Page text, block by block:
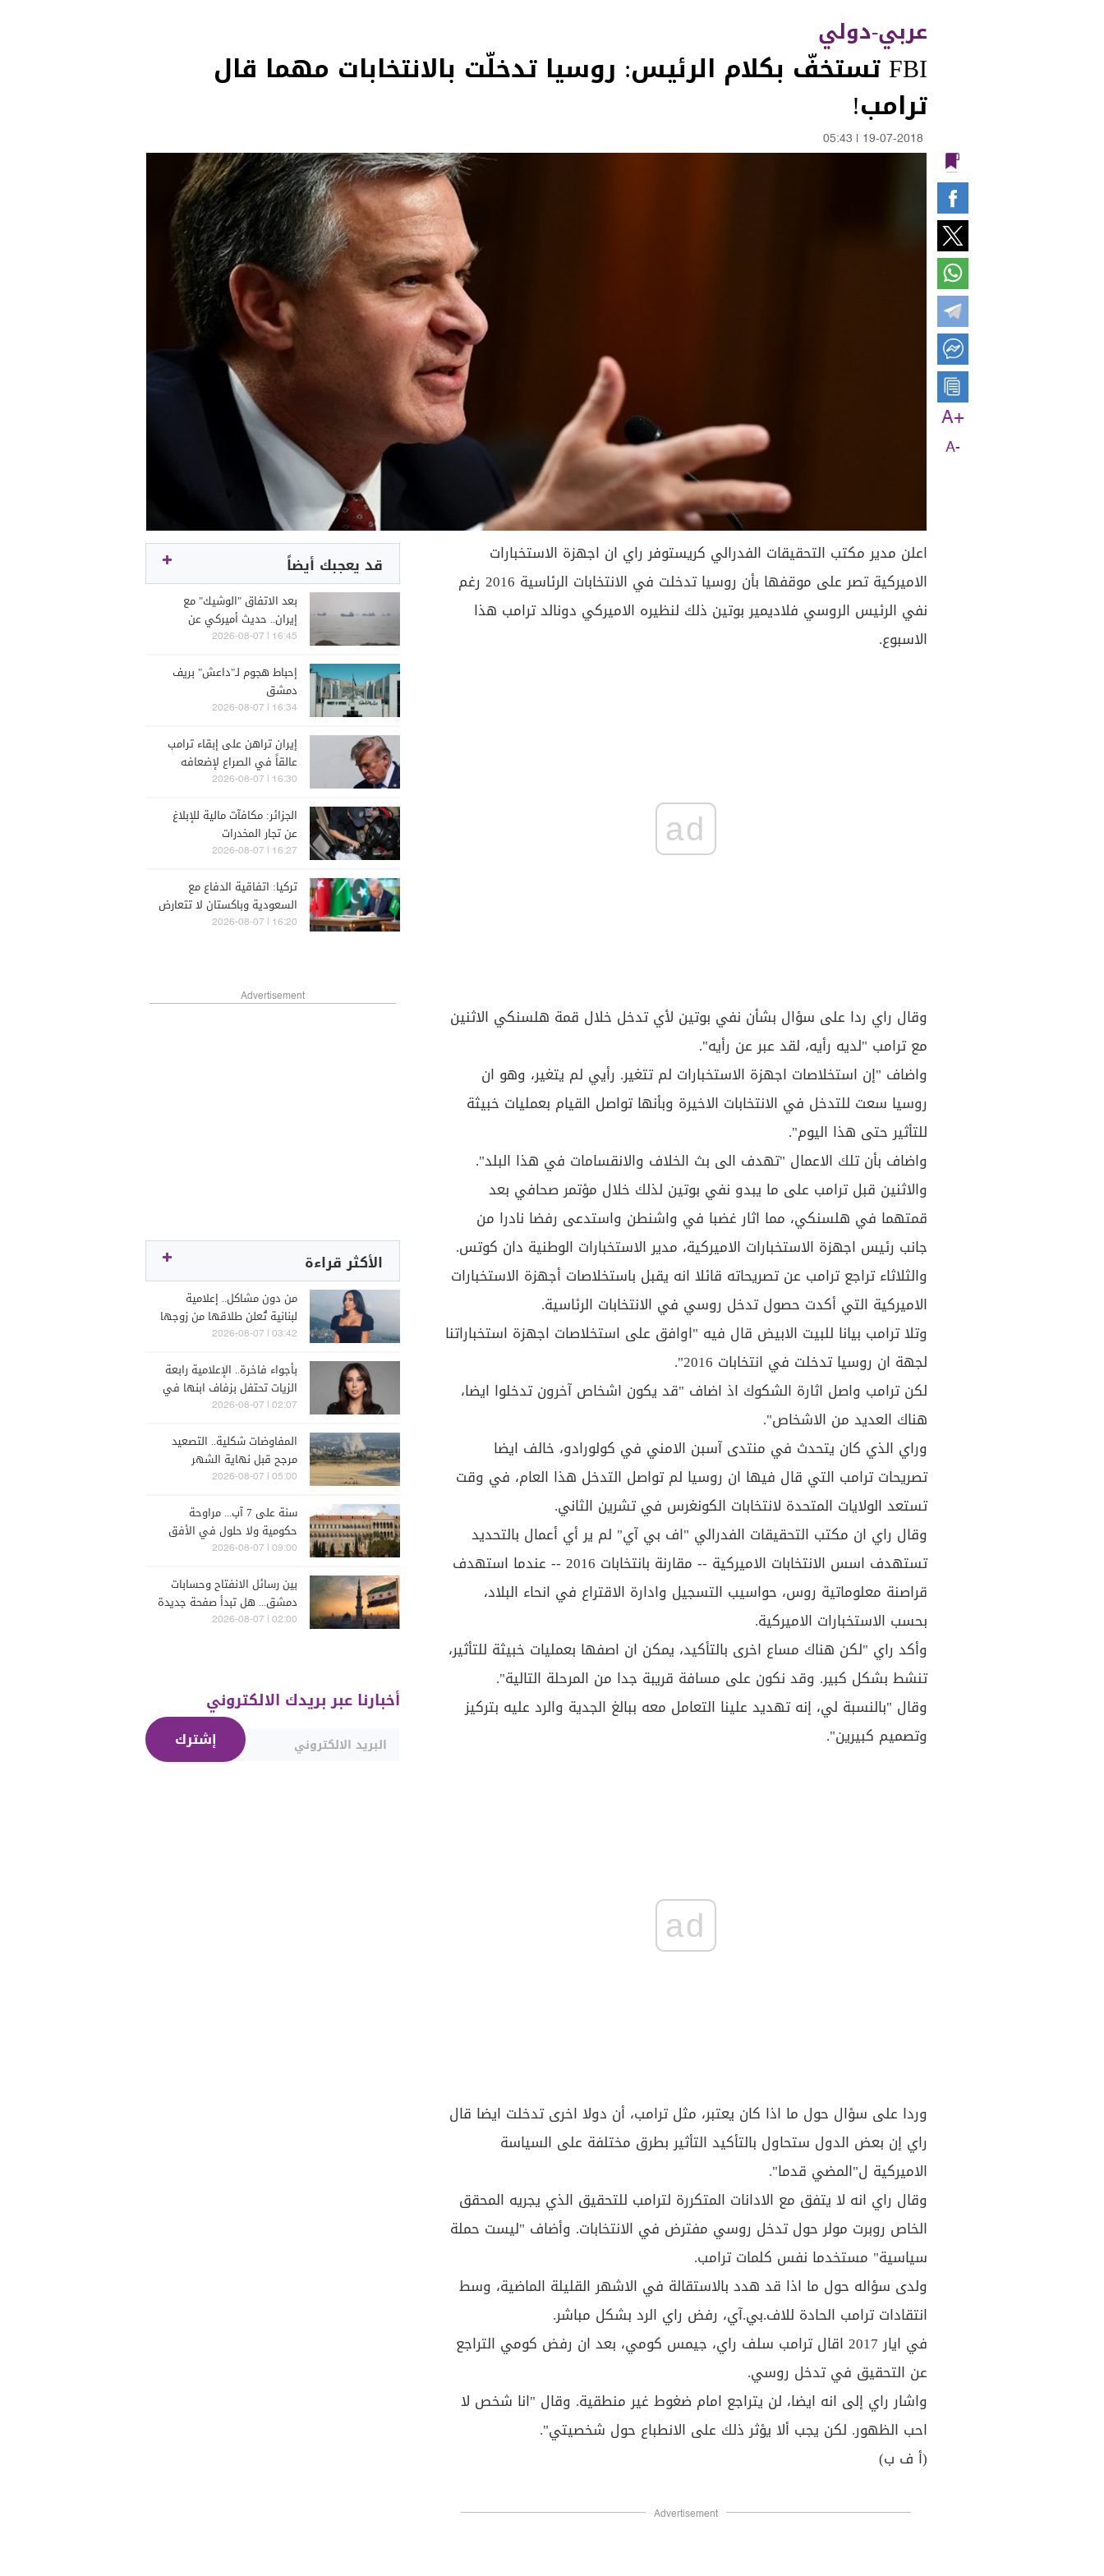
عربي-دولي
FBI تستخفّ بكلام الرئيس: روسيا تدخلّت بالانتخابات مهما قال
ترامب!
19-07-2018
05:43
A+
A-
اعلن مدير مكتب التحقيقات الفدرالي كريستوفر راي ان اجهزة الاستخبارات
الاميركية تصر على موقفها بأن روسيا تدخلت في الانتخابات الرئاسية 2016 رغم
نفي الرئيس الروسي فلاديمير بوتين ذلك لنظيره الاميركي دونالد ترامب هذا
الاسبوع.
ad
وقال راي ردا على سؤال بشأن نفي بوتين لأي تدخل خلال قمة هلسنكي الاثنين
مع ترامب "لديه رأيه، لقد عبر عن رأيه".
واضاف "إن استخلاصات اجهزة الاستخبارات لم تتغير. رأيي لم يتغير، وهو ان
روسيا سعت للتدخل في الانتخابات الاخيرة وبأنها تواصل القيام بعمليات خبيثة
للتأثير حتى هذا اليوم".
واضاف بأن تلك الاعمال "تهدف الى بث الخلاف والانقسامات في هذا البلد".
والاثنين قبل ترامب على ما يبدو نفي بوتين لذلك خلال مؤتمر صحافي بعد
قمتهما في هلسنكي، مما اثار غضبا في واشنطن واستدعى رفضا نادرا من
جانب رئيس اجهزة الاستخبارات الاميركية، مدير الاستخبارات الوطنية دان كوتس.
والثلاثاء تراجع ترامب عن تصريحاته قائلا انه يقبل باستخلاصات أجهزة الاستخبارات
الاميركية التي أكدت حصول تدخل روسي في الانتخابات الرئاسية.
وتلا ترامب بيانا للبيت الابيض قال فيه "اوافق على استخلاصات اجهزة استخباراتنا
لجهة ان روسيا تدخلت في انتخابات 2016".
لكن ترامب واصل اثارة الشكوك اذ اضاف "قد يكون اشخاص آخرون تدخلوا ايضا،
هناك العديد من الاشخاص".
وراي الذي كان يتحدث في منتدى آسبن الامني في كولورادو، خالف ايضا
تصريحات ترامب التي قال فيها ان روسيا لم تواصل التدخل هذا العام، في وقت
تستعد الولايات المتحدة لانتخابات الكونغرس في تشرين الثاني.
وقال راي ان مكتب التحقيقات الفدرالي "اف بي آي" لم ير أي أعمال بالتحديد
تستهدف اسس الانتخابات الاميركية -- مقارنة بانتخابات 2016 -- عندما استهدف
قراصنة معلوماتية روس، حواسيب التسجيل وادارة الاقتراع في انحاء البلاد،
بحسب الاستخبارات الاميركية.
وأكد راي "لكن هناك مساع اخرى بالتأكيد، يمكن ان اصفها بعمليات خبيثة للتأثير،
تنشط بشكل كبير. وقد نكون على مسافة قريبة جدا من المرحلة التالية".
وقال "بالنسبة لي، إنه تهديد علينا التعامل معه ببالغ الجدية والرد عليه بتركيز
وتصميم كبيرين".
ad
وردا على سؤال حول ما اذا كان يعتبر، مثل ترامب، أن دولا اخرى تدخلت ايضا قال
راي إن بعض الدول ستحاول بالتأكيد التأثير بطرق مختلفة على السياسة
الاميركية ل"المضي قدما".
وقال راي انه لا يتفق مع الادانات المتكررة لترامب للتحقيق الذي يجريه المحقق
الخاص روبرت مولر حول تدخل روسي مفترض في الانتخابات. وأضاف "ليست حملة
سياسية" مستخدما نفس كلمات ترامب.
ولدى سؤاله حول ما اذا قد هدد بالاستقالة في الاشهر القليلة الماضية، وسط
انتقادات ترامب الحادة للاف.بي.آي، رفض راي الرد بشكل مباشر.
في ايار 2017 اقال ترامب سلف راي، جيمس كومي، بعد ان رفض كومي التراجع
عن التحقيق في تدخل روسي.
واشار راي إلى انه ايضا، لن يتراجع امام ضغوط غير منطقية. وقال "انا شخص لا
احب الظهور. لكن يجب ألا يؤثر ذلك على الانطباع حول شخصيتي".
(أ ف ب)
Advertisement
قد يعجبك أيضاً
بعد الاتفاق "الوشيك" مع
إيران.. حديث أميركي عن
الخطوة التالية
16:45 | 2026-08-07
إحباط هجوم لـ"داعش" بريف
دمشق
16:34 | 2026-08-07
إيران تراهن على إبقاء ترامب
عالقاً في الصراع لإضعافه
سياسياً.. تقرير يكشف
16:30 | 2026-08-07
الجزائر: مكافآت مالية للإبلاغ
عن تجار المخدرات
16:27 | 2026-08-07
تركيا: اتفاقية الدفاع مع
السعودية وباكستان لا تتعارض
مع التزامات الناتو
16:20 | 2026-08-07
Advertisement
الأكثر قراءة
من دون مشاكل.. إعلامية
لبنانية تُعلن طلاقها من زوجها
رجل الأعمال
03:42 | 2026-08-07
بأجواء فاخرة.. الإعلامية رابعة
الزيات تحتفل بزفاف ابنها في
البترون (فيديو)
02:07 | 2026-08-07
المفاوضات شكلية.. التصعيد
مرجح قبل نهاية الشهر
05:00 | 2026-08-07
سنة على 7 آب... مراوحة
حكومية ولا حلول في الأفق
المنظور
09:00 | 2026-08-07
بين رسائل الانفتاح وحسابات
دمشق... هل تبدأ صفحة جديدة
بين "حزب الله" وسوريا -
02:00 | 2026-08-07
أخبارنا عبر بريدك الالكتروني
إشترك